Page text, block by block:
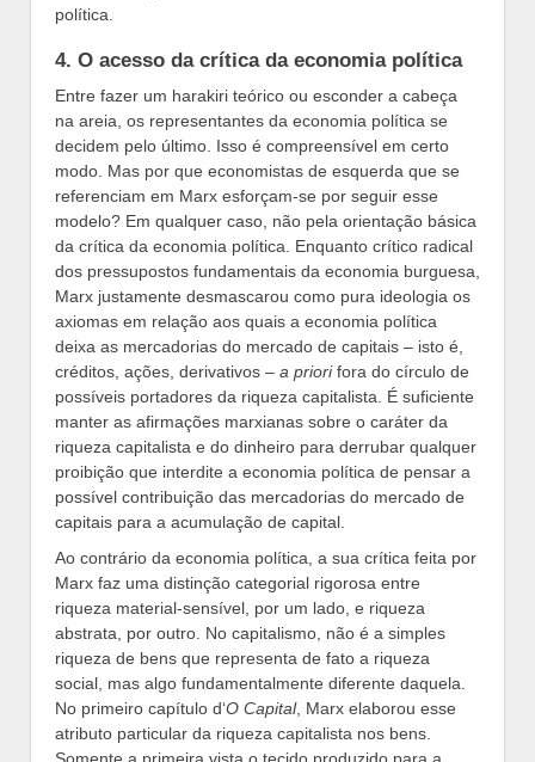
política.
4. O acesso da crítica da economia política
Entre fazer um harakiri teórico ou esconder a cabeça
na areia, os representantes da economia política se
decidem pelo último. Isso é compreensível em certo
modo. Mas por que economistas de esquerda que se
referenciam em Marx esforçam-se por seguir esse
modelo? Em qualquer caso, não pela orientação básica
da crítica da economia política. Enquanto crítico radical
dos pressupostos fundamentais da economia burguesa,
Marx justamente desmascarou como pura ideologia os
axiomas em relação aos quais a economia política
deixa as mercadorias do mercado de capitais – isto é,
créditos, ações, derivativos – a priorifora do círculo de
possíveis portadores da riqueza capitalista. É suficiente
manter as afirmações marxianas sobre o caráter da
riqueza capitalista e do dinheiro para derrubar qualquer
proibição que interdite a economia política de pensar a
possível contribuição das mercadorias do mercado de
capitais para a acumulação de capital.
Ao contrário da economia política, a sua crítica feita por
Marx faz uma distinção categorial rigorosa entre
riqueza material-sensível, por um lado, e riqueza
abstrata, por outro. No capitalismo, não é a simples
riqueza de bens que representa de fato a riqueza
social, mas algo fundamentalmente diferente daquela.
No primeiro capítulo d‘O Capital, Marx elaborou esse
atributo particular da riqueza capitalista nos bens.